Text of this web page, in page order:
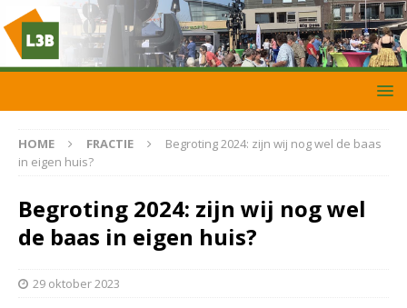
HOME FRACTIE
Begroting 2024: zijn wij nog wel de baas
in eigen huis?
Begroting 2024: zijn wij nog wel
de baas in eigen huis?
29 oktober 2023